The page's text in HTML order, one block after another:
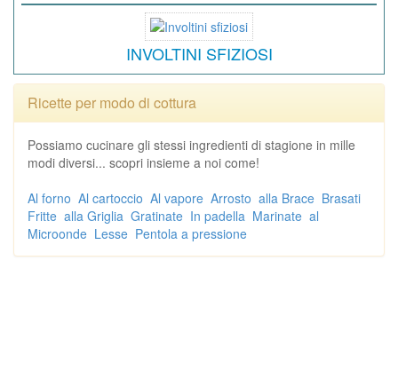
INVOLTINI SFIZIOSI
Ricette per modo di cottura
Possiamo cucinare gli stessi ingredienti di stagione in mille
modi diversi... scopri insieme a noi come!
Al forno Al cartoccio Al vapore Arrosto alla Brace Brasati
Fritte alla Griglia Gratinate In padella Marinate al
Microonde Lesse Pentola a pressione